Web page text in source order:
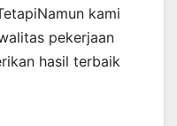
kami
pekerjaan
hasil terbaik